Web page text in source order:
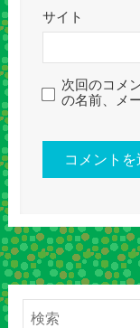
サイト
次回のコメ
の名前、メ